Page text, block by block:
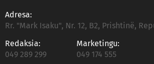
Adresa:
Rr. "Mark Isaku", Nr. 12, B2, Prishtinë,
Redaksia:
049 289 299
Marketingu:
049 174 555